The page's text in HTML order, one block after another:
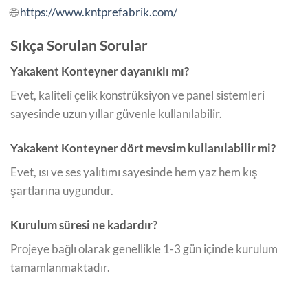
🌐https://www.kntprefabrik.com/
Sıkça Sorulan Sorular
Yakakent Konteyner dayanıklı mı?
Evet, kaliteli çelik konstrüksiyon ve panel sistemleri
sayesinde uzun yıllar güvenle kullanılabilir.
Yakakent Konteyner dört mevsim kullanılabilir mi?
Evet, ısı ve ses yalıtımı sayesinde hem yaz hem kış
şartlarına uygundur.
Kurulum süresi ne kadardır?
Projeye bağlı olarak genellikle 1-3 gün içinde kurulum
tamamlanmaktadır.